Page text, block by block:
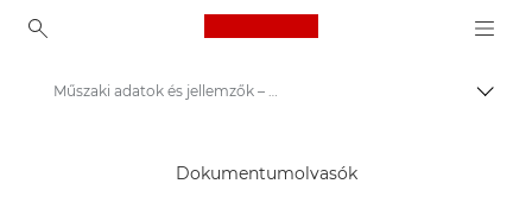
Canon Logo, back to
Megoldások és szolgáltatások
Műszaki adatok és jellemzők – Canon imageFORMULA RS40 – Dokumentumszkennerek
Dokumentumolvasók